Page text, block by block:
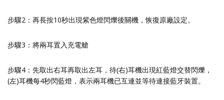
步驟2：再長按10秒出現紫色燈閃爍後關機，恢復原廠設定。
步驟3：將兩耳置入充電艙
步驟4：先取出右耳再取出左耳，待(右)耳機出現紅藍燈交替閃爍，
(左)耳機每4秒閃藍燈，表示兩耳機已互連並等待連接藍牙裝置。